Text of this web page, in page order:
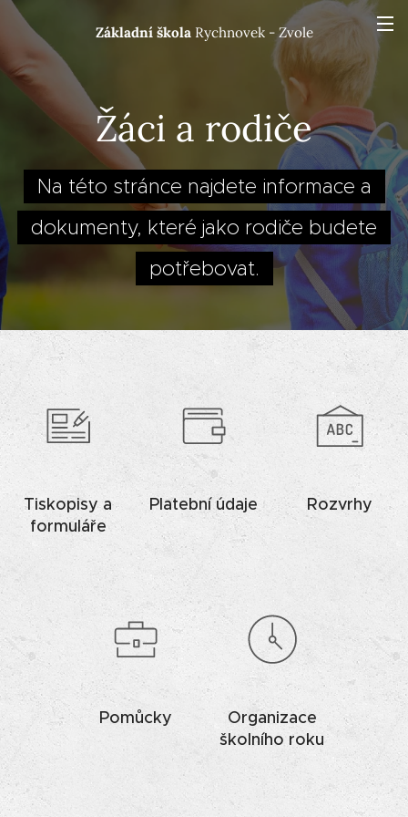
Základní školaRychnovek - Zvole
Žáci a rodiče
Na této stránce najdete informace a
dokumenty, které jako rodiče budete
potřebovat.
Tiskopisy a
formuláře
Platební údaje Rozvrhy
Pomůcky
Organizace
školního roku